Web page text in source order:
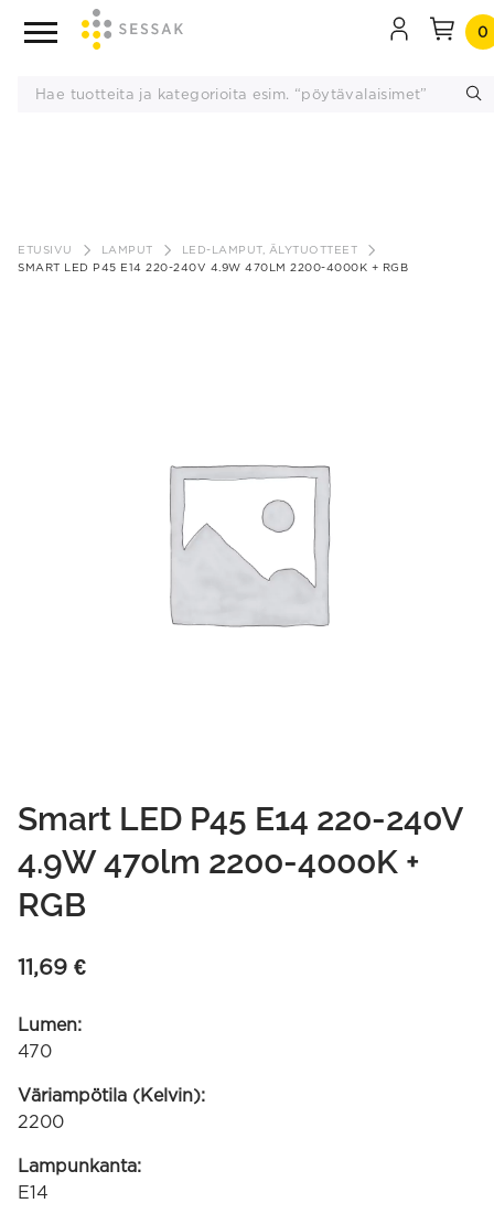
sisältöön
0
ETUSIVU LAMPUT
LED-LAMPUT, ÄLYTUOTTEET
SMART LED P45 E14 220-240V 4.9W 470LM 2200-4000K + RGB
Smart LED P45 E14 220-240V
4.9W 470lm 2200-4000K +
RGB
11,69 €
Lumen:
470
Väriampötila (Kelvin):
2200
Lampunkanta:
E14